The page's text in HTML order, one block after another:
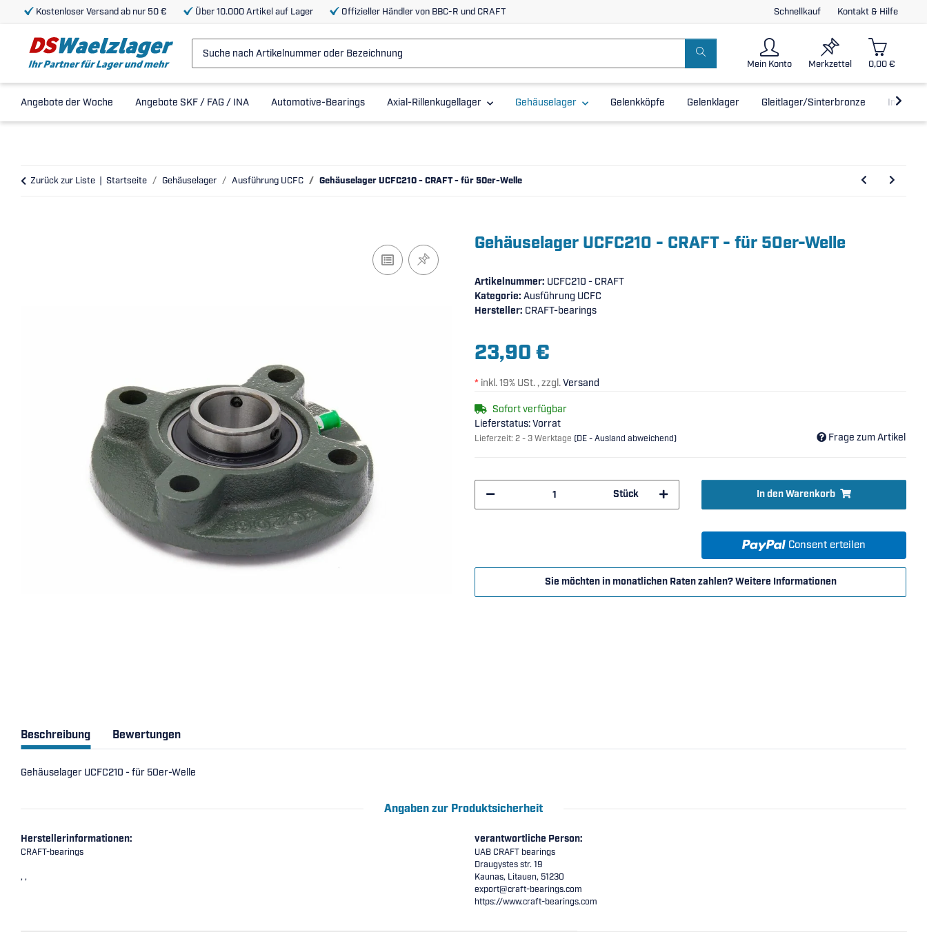
Schnellkauf Kontakt & Hilfe
Kostenloser Versand ab nur 50 € Über 10.000 Artikel auf Lager Offizieller Händler von BBC-R und CRAFT
Mein Konto Merkzettel 0,00 €
Angebote der Woche Angebote SKF / FAG / INA Automotive-Bearings Axial-Rillenkugellager Gehäuselager Gelenkköpfe Gelenklager Gleitlager/Sinterbronze Inline-
Zurück zur Liste Startseite Gehäuselager Ausführung UCFC Gehäuselager UCFC210 - CRAFT - für 50er-Welle
Gehäuselager UCFC210 - CRAFT - für 50er-Welle
Artikelnummer: UCFC210 - CRAFT
Kategorie: Ausführung UCFC
Hersteller: CRAFT-bearings
23,90 €
* inkl. 19% USt. , zzgl.Versand
Sofort verfügbar
Lieferstatus: Vorrat
Lieferzeit: 2 - 3 Werktage (DE - Ausland abweichend) Frage zum Artikel
Stück In den Warenkorb
Consent erteilen
Sie möchten in monatlichen Raten zahlen?Weitere Informationen
Beschreibung Bewertungen
Gehäuselager UCFC210 - für 50er-Welle
Angaben zur Produktsicherheit
Herstellerinformationen:
CRAFT-bearings
, ,
verantwortliche Person:
UAB CRAFT bearings
Draugystes str. 19
Kaunas, Litauen, 51230
export@craft-bearings.com
https://www.craft-bearings.com